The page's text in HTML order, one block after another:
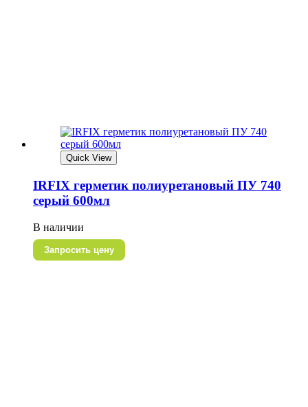
Quick View
IRFIX герметик полиуретановый ПУ 740
серый 600мл
В наличии
Запросить цену